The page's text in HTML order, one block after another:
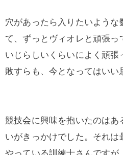
穴があったら入りたいような
て、ずっとヴィオレと頑張っ
いじらしいくらいによく頑
敗すらも、今となってはいい
競技会に興味を抱いたのは
いがきっかけでした。それ